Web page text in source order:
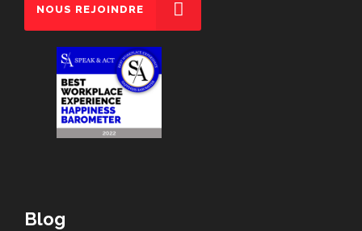
NOUS REJOINDRE
Blog